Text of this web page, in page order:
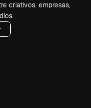
criativos, empresas,